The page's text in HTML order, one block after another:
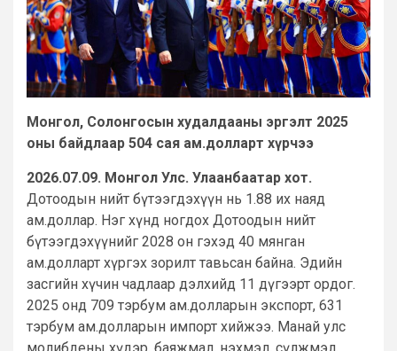
Монгол, Солонгосын худалдааны эргэлт 2025
оны байдлаар 504 сая ам.долларт хүрчээ
2026.07.09. Монгол Улс. Улаанбаатар хот.
Дотоодын нийт бүтээгдэхүүн нь 1.88 их наяд
ам.доллар. Нэг хүнд ногдох Дотоодын нийт
бүтээгдэхүүнийг 2028 он гэхэд 40 мянган
ам.долларт хүргэх зорилт тавьсан байна. Эдийн
засгийн хүчин чадлаар дэлхийд 11 дүгээрт ордог.
2025 онд 709 тэрбум ам.долларын экспорт, 631
тэрбум ам.долларын импорт хийжээ. Манай улс